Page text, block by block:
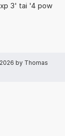
3' tai '4 pow
by Thomas